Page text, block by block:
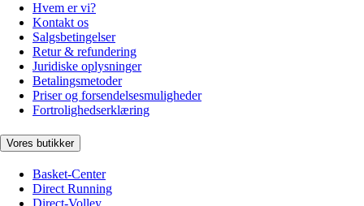
Hvem er vi?
Kontakt os
Salgsbetingelser
Retur & refundering
Juridiske oplysninger
Betalingsmetoder
Priser og forsendelsesmuligheder
Fortrolighedserklæring
Vores butikker
Basket-Center
Direct Running
Direct-Volley